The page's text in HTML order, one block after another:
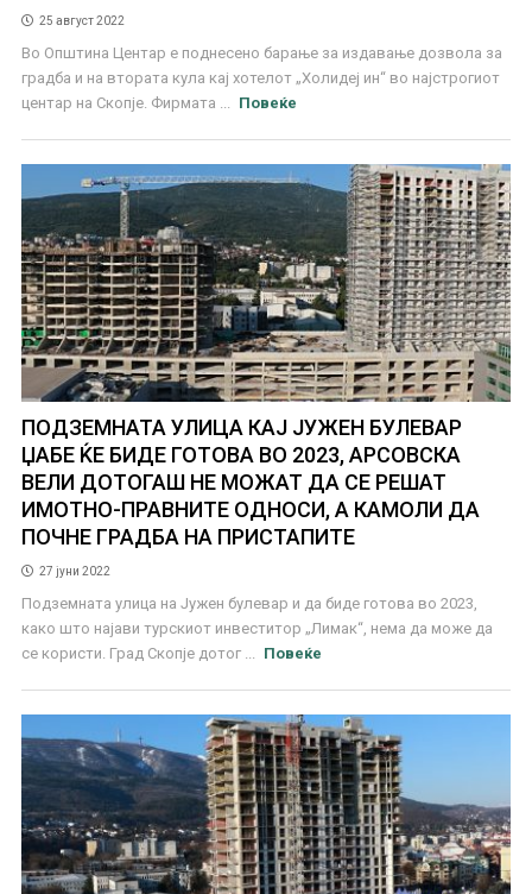
25 август 2022
Во Општина Центар е поднесено барање за издавање дозвола за
градба и на втората кула кај хотелот „Холидеј ин“ во најстрогиот
центар на Скопје. Фирмата ...
Повеќе
ПОДЗЕМНАТА УЛИЦА КАЈ ЈУЖЕН БУЛЕВАР
ЏАБЕ ЌЕ БИДЕ ГОТОВА ВО 2023, АРСОВСКА
ВЕЛИ ДОТОГАШ НЕ МОЖАТ ДА СЕ РЕШАТ
ИМОТНО-ПРАВНИТЕ ОДНОСИ, А КАМОЛИ ДА
ПОЧНЕ ГРАДБА НА ПРИСТАПИТЕ
27 јуни 2022
Подземната улица на Јужен булевар и да биде готова во 2023,
како што најави турскиот инвеститор „Лимак“, нема да може да
се користи. Град Скопје дотог ...
Повеќе